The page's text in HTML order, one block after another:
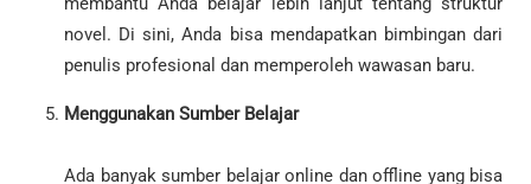
novel. Di sini, Anda bisa mendapatkan bimbingan dari
penulis profesional dan memperoleh wawasan baru.
Menggunakan Sumber Belajar
Ada banyak sumber belajar online dan offline yang bisa